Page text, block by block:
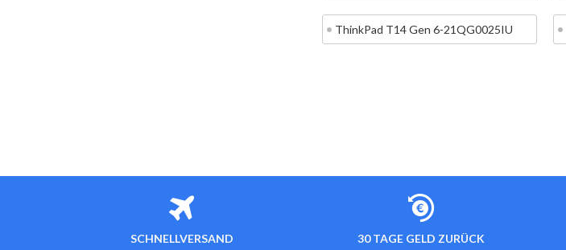
ThinkPad T14 Gen 6-21QG0025IU
SCHNELLVERSAND 30 TAGE GELD ZURÜCK